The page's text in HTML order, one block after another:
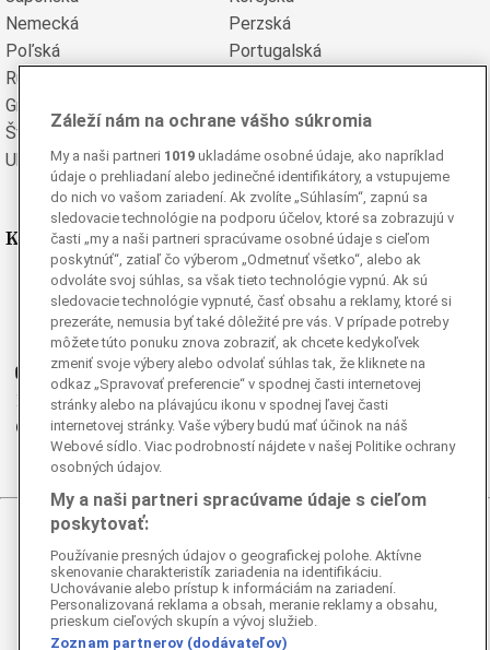
Nemecká
Perzská
Poľská
Portugalská
Rumunská
Grécka
Švédska
Turecká
Ukrajinská
Vietnamská
Kde nás nájdete
Facebook
Instagram
Ganjing
Youtube
Twitter
Telegram
RSS
Všetky práva vyhradené. Publikovanie alebo ďalšie šírenie
správ a fotografií zo zdrojov TASR je bez
predchádzajúceho písomného súhlasu TASR porušením
autorského zákona.
Záleží nám na ochrane vášho súkromia
My a naši partneri 1019 ukladáme osobné údaje, ako napríklad
údaje o prehliadaní alebo jedinečné identifikátory, a vstupujeme
do nich vo vašom zariadení. Ak zvolíte „Súhlasím“, zapnú sa
sledovacie technológie na podporu účelov, ktoré sa zobrazujú v
časti „my a naši partneri spracúvame osobné údaje s cieľom
poskytnúť“, zatiaľ čo výberom „Odmetnuť všetko“, alebo ak
odvoláte svoj súhlas, sa však tieto technológie vypnú. Ak sú
sledovacie technológie vypnuté, časť obsahu a reklamy, ktoré si
prezeráte, nemusia byť také dôležité pre vás. V prípade potreby
môžete túto ponuku znova zobraziť, ak chcete kedykoľvek
zmeniť svoje výbery alebo odvolať súhlas tak, že kliknete na
odkaz „Spravovať preferencie“ v spodnej časti internetovej
stránky alebo na plávajúcu ikonu v spodnej ľavej časti
internetovej stránky. Vaše výbery budú mať účinok na náš
Webové sídlo. Viac podrobností nájdete v našej Politike ochrany
osobných údajov.
My a naši partneri spracúvame údaje s cieľom
poskytovať:
Používanie presných údajov o geografickej polohe. Aktívne
skenovanie charakteristík zariadenia na identifikáciu.
Uchovávanie alebo prístup k informáciám na zariadení.
Personalizovaná reklama a obsah, meranie reklamy a obsahu,
prieskum cieľových skupín a vývoj služieb.
Zoznam partnerov (dodávateľov)